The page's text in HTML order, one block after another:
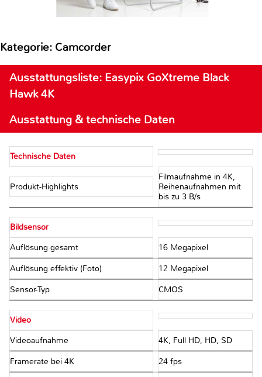
Kategorie: Camcorder
Ausstattungsliste: Easypix GoXtreme Black
Hawk 4K
Ausstattung & technische Daten
Technische Daten
Produkt-Highlights
Filmaufnahme in 4K,
Reihenaufnahmen mit
bis zu 3 B/s
Bildsensor
Auflösung gesamt 16 Megapixel
Auflösung effektiv (Foto) 12 Megapixel
Sensor-Typ CMOS
Video
Videoaufnahme 4K, Full HD, HD, SD
Framerate bei 4K 24 fps